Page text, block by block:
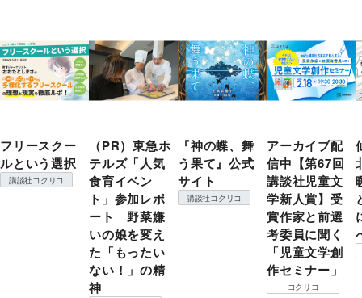
フリースクー
ルという選択
講談社コクリコ
（PR）東急ホ
テルズ「人気
食育イベン
ト」参加レポ
ート 野菜嫌
いの娘を変え
た「もったい
ない！」の精
神
『神の蝶、舞
う果て』公式
サイト
講談社コクリコ
アーカイブ配
信中【第67回
講談社児童文
学新人賞】受
賞作家と前選
考委員に聞く
「児童文学創
作セミナー」
コクリコ